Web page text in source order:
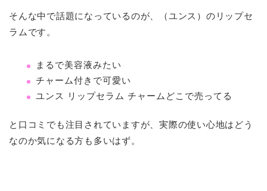
そんな中で話題になっているのが、（ユンス）のリップセ
ラムです。
まるで美容液みたい
チャーム付きで可愛い
ユンス リップセラム チャームどこで売ってる
と口コミでも注目されていますが、実際の使い心地はどう
なのか気になる方も多いはず。